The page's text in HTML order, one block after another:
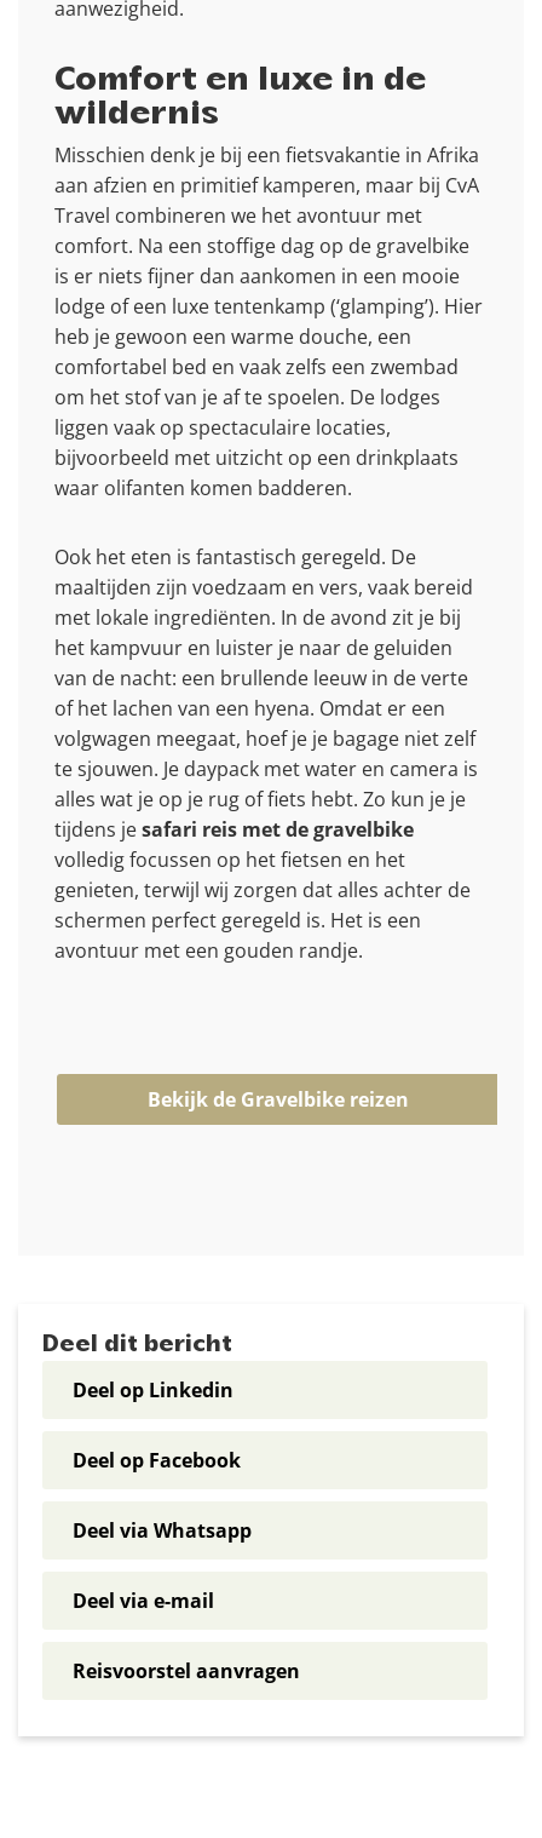
aanwezigheid.
Comfort en luxe in de
wildernis
Misschien denk je bij een fietsvakantie in Afrika
aan afzien en primitief kamperen, maar bij CvA
Travel combineren we het avontuur met
comfort. Na een stoffige dag op de gravelbike
is er niets fijner dan aankomen in een mooie
lodge of een luxe tentenkamp (‘glamping’). Hier
heb je gewoon een warme douche, een
comfortabel bed en vaak zelfs een zwembad
om het stof van je af te spoelen. De lodges
liggen vaak op spectaculaire locaties,
bijvoorbeeld met uitzicht op een drinkplaats
waar olifanten komen badderen.
Ook het eten is fantastisch geregeld. De
maaltijden zijn voedzaam en vers, vaak bereid
met lokale ingrediënten. In de avond zit je bij
het kampvuur en luister je naar de geluiden
van de nacht: een brullende leeuw in de verte
of het lachen van een hyena. Omdat er een
volgwagen meegaat, hoef je je bagage niet zelf
te sjouwen. Je daypack met water en camera is
alles wat je op je rug of fiets hebt. Zo kun je je
tijdens jesafari reis met de gravelbike
volledig focussen op het fietsen en het
genieten, terwijl wij zorgen dat alles achter de
schermen perfect geregeld is. Het is een
avontuur met een gouden randje.
Bekijk de Gravelbike reizen
Deel dit bericht
Deel op Linkedin
Deel op Facebook
Deel via Whatsapp
Deel via e-mail
Reisvoorstel aanvragen